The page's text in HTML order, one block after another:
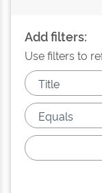
Add filters:
Use filters to